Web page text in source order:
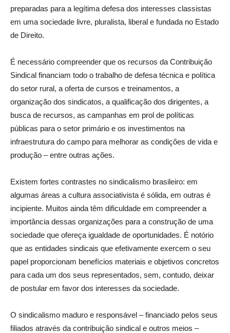
preparadas para a legítima defesa dos interesses classistas
em uma sociedade livre, pluralista, liberal e fundada no Estado
de Direito.
É necessário compreender que os recursos da Contribuição
Sindical financiam todo o trabalho de defesa técnica e política
do setor rural, a oferta de cursos e treinamentos, a
organização dos sindicatos, a qualificação dos dirigentes, a
busca de recursos, as campanhas em prol de políticas
públicas para o setor primário e os investimentos na
infraestrutura do campo para melhorar as condições de vida e
produção – entre outras ações.
Existem fortes contrastes no sindicalismo brasileiro: em
algumas áreas a cultura associativista é sólida, em outras é
incipiente. Muitos ainda têm dificuldade em compreender a
importância dessas organizações para a construção de uma
sociedade que ofereça igualdade de oportunidades. É notório
que as entidades sindicais que efetivamente exercem o seu
papel proporcionam benefícios materiais e objetivos concretos
para cada um dos seus representados, sem, contudo, deixar
de postular em favor dos interesses da sociedade.
O sindicalismo maduro e responsável – financiado pelos seus
filiados através da contribuição sindical e outros meios –